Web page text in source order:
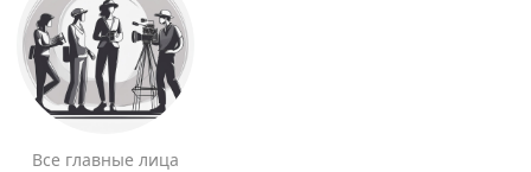
Все главные лица